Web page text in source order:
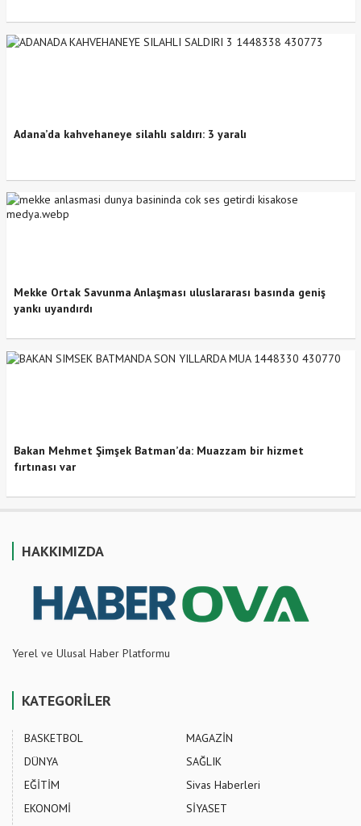
Adana’da kahvehaneye silahlı saldırı: 3 yaralı
Mekke Ortak Savunma Anlaşması uluslararası basında geniş
yankı uyandırdı
Bakan Mehmet Şimşek Batman’da: Muazzam bir hizmet
fırtınası var
HAKKIMIZDA
Yerel ve Ulusal Haber Platformu
KATEGORİLER
BASKETBOL
DÜNYA
EĞİTİM
EKONOMİ
MAGAZİN
SAĞLIK
Sivas Haberleri
SİYASET